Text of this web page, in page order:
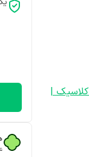
|
۴ قسط